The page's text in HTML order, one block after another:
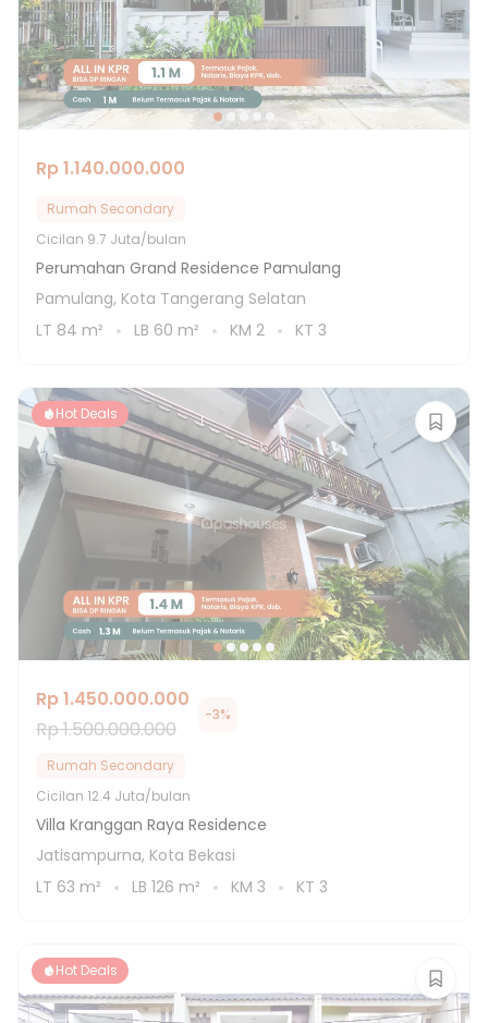
Rp 1.140.000.000
Rumah Secondary
Cicilan 9.7 Juta/bulan
Perumahan Grand Residence Pamulang
Pamulang, Kota Tangerang Selatan
LT 84 m² LB 60 m² KM 2 KT 3
Hot Deals
Rp 1.450.000.000
Rp 1.500.000.000
-3%
Rumah Secondary
Cicilan 12.4 Juta/bulan
Villa Kranggan Raya Residence
Jatisampurna, Kota Bekasi
LT 63 m² LB 126 m² KM 3 KT 3
Hot Deals